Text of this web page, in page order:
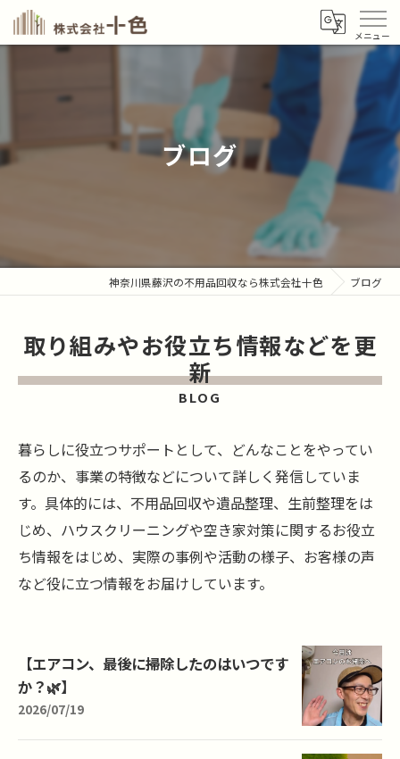
ブログ
神奈川県藤沢の不用品回収なら株式会社十色 ブログ
取り組みやお役立ち情報などを更
新
BLOG
暮らしに役立つサポートとして、どんなことをやってい
るのか、事業の特徴などについて詳しく発信していま
す。具体的には、不用品回収や遺品整理、生前整理をは
じめ、ハウスクリーニングや空き家対策に関するお役立
ち情報をはじめ、実際の事例や活動の様子、お客様の声
など役に立つ情報をお届けしています。
【エアコン、最後に掃除したのはいつです
か？🌿】
2026/07/19